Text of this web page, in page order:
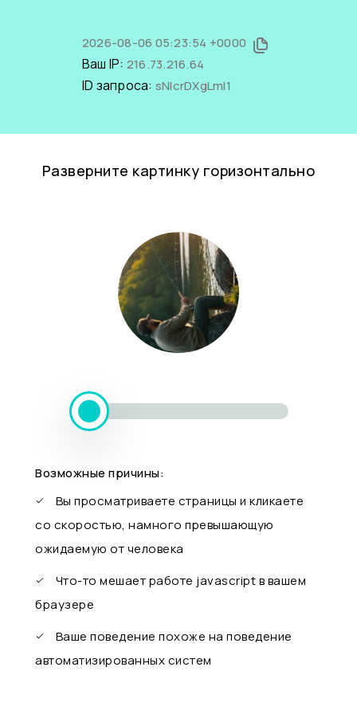
2026-08-06 05:23:54 +0000
Ваш IP: 216.73.216.64
ID запроса: sNIcrDXgLmI1
Разверните картинку горизонтально
Возможные причины:
Вы просматриваете страницы и кликаете
со скоростью, намного превышающую
ожидаемую от человека
Что-то мешает работе javascript в вашем
браузере
Ваше поведение похоже на поведение
автоматизированных систем